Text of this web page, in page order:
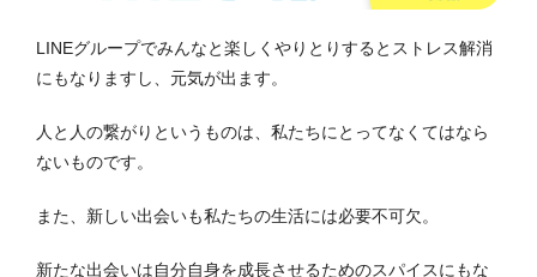
LINEグループでみんなと楽しくやりとりするとストレス解消
にもなりますし、元気が出ます。
人と人の繋がりというものは、私たちにとってなくてはなら
ないものです。
また、新しい出会いも私たちの生活には必要不可欠。
新たな出会いは自分自身を成長させるためのスパイスにもな